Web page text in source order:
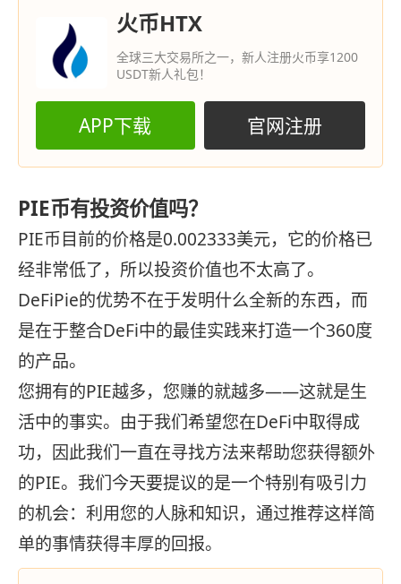
火币HTX
全球三大交易所之一，新人注册火币享1200
USDT新人礼包！
APP下载 官网注册
PIE币有投资价值吗？
PIE币目前的价格是0.002333美元，它的价格已
经非常低了，所以投资价值也不太高了。
DeFiPie的优势不在于发明什么全新的东西，而
是在于整合DeFi中的最佳实践来打造一个360度
的产品。
您拥有的PIE越多，您赚的就越多——这就是生
活中的事实。由于我们希望您在DeFi中取得成
功，因此我们一直在寻找方法来帮助您获得额外
的PIE。我们今天要提议的是一个特别有吸引力
的机会：利用您的人脉和知识，通过推荐这样简
单的事情获得丰厚的回报。